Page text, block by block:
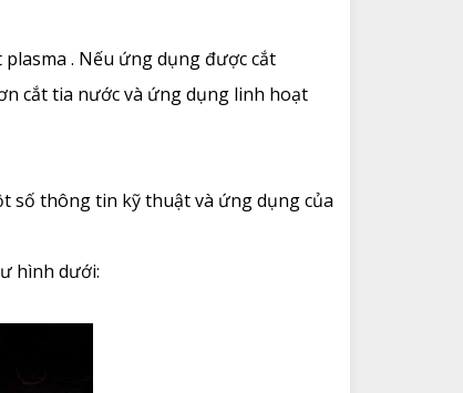
. Nếu ứng dụng được cắt
cắt tia nước và ứng dụng linh hoạt
số thông tin kỹ thuật và ứng dụng của
hình dưới: